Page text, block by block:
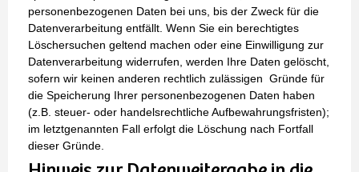
personenbezogenen Daten bei uns, bis der Zweck für die
Datenverarbeitung entfällt. Wenn Sie ein berechtigtes
Löschersuchen geltend machen oder eine Einwilligung zur
Datenverarbeitung widerrufen, werden Ihre Daten gelöscht,
sofern wir keinen anderen rechtlich zulässigen Gründe für
die Speicherung Ihrer personenbezogenen Daten haben
(z.B. steuer- oder handelsrechtliche Aufbewahrungsfristen);
im letztgenannten Fall erfolgt die Löschung nach Fortfall
dieser Gründe.